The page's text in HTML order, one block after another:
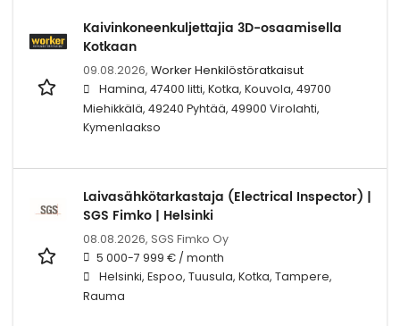
Kaivinkoneenkuljettajia 3D-osaamisella
Kotkaan
09.08.2026, Worker Henkilöstöratkaisut
Hamina, 47400 Iitti, Kotka, Kouvola, 49700
Miehikkälä, 49240 Pyhtää, 49900 Virolahti,
Kymenlaakso
Laivasähkötarkastaja (Electrical Inspector) |
SGS Fimko | Helsinki
08.08.2026, SGS Fimko Oy
5 000-7 999 € / month
Helsinki, Espoo, Tuusula, Kotka, Tampere,
Rauma